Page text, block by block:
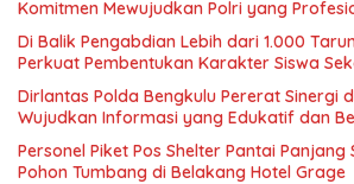
Komitmen Mewujudkan Polri yang
Di Balik Pengabdian Lebih dari 1.000
Perkuat Pembentukan Karakter Siswa
Dirlantas Polda Bengkulu Pererat Sinergi
Wujudkan Informasi yang Edukatif dan
Personel Piket Pos Shelter Pantai Panjang
Pohon Tumbang di Belakang Hotel Grage